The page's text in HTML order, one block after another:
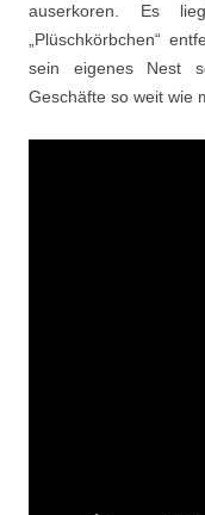
auserkoren. Es
„Plüschkörbchen“
sein eigenes Nest
Geschäfte so weit wie